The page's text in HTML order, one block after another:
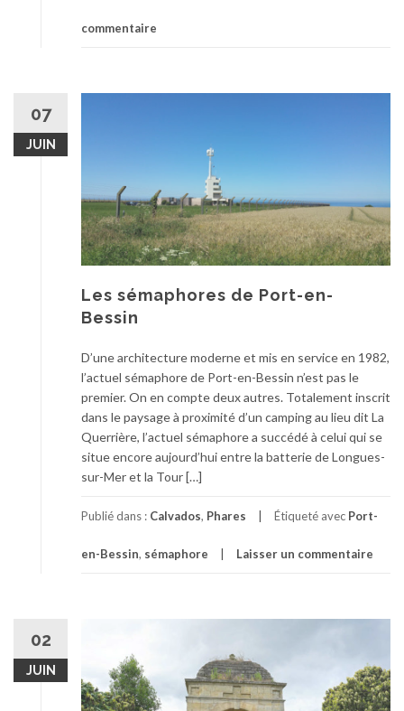
commentaire
07
JUIN
Les sémaphores de Port-en-
Bessin
D’une architecture moderne et mis en service en 1982,
l’actuel sémaphore de Port-en-Bessin n’est pas le
premier. On en compte deux autres. Totalement inscrit
dans le paysage à proximité d’un camping au lieu dit La
Querrière, l’actuel sémaphore a succédé à celui qui se
situe encore aujourd’hui entre la batterie de Longues-
sur-Mer et la Tour […]
Publié dans : Calvados, Phares Étiqueté avec Port-
en-Bessin, sémaphore Laisser un commentaire
02
JUIN